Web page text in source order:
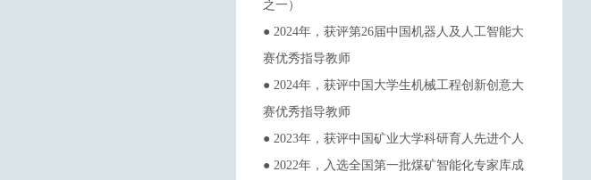
之一）
● 2024年，获评第26届中国机器人及人工智能大
赛优秀指导教师
● 2024年，获评中国大学生机械工程创新创意大
赛优秀指导教师
● 2023年，获评中国矿业大学科研育人先进个人
● 2022年，入选全国第一批煤矿智能化专家库成